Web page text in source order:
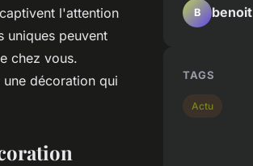
l'attention
uniques peuvent
chez vous.
décoration qui
B benoit
TAGS
Actu